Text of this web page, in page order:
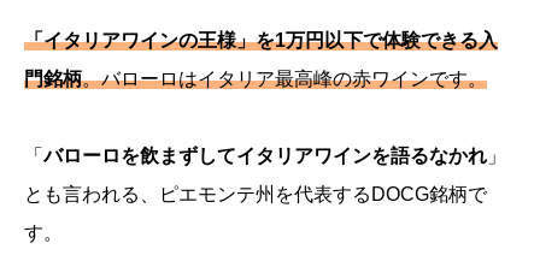
「イタリアワインの王様」を1万円以下で体験できる入
門銘柄。バローロはイタリア最高峰の赤ワインです。
「バローロを飲まずしてイタリアワインを語るなかれ 」
とも言われる、ピエモンテ州を代表するDOCG銘柄で
す。